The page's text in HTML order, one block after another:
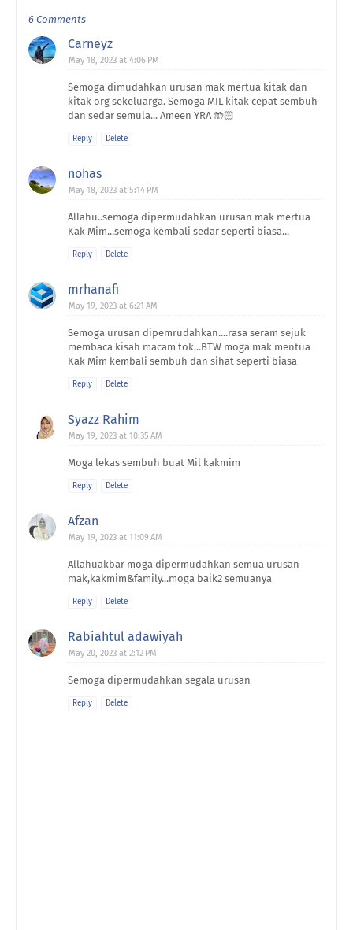
6 Comments
Carneyz
May 18, 2023 at 4:06 PM
Semoga dimudahkan urusan mak mertua kitak dan
kitak org sekeluarga. Semoga MIL kitak cepat sembuh
dan sedar semula... Ameen YRA 🤲🏻
Reply Delete
nohas
May 18, 2023 at 5:14 PM
Allahu..semoga dipermudahkan urusan mak mertua
Kak Mim...semoga kembali sedar seperti biasa...
Reply Delete
mrhanafi
May 19, 2023 at 6:21 AM
Semoga urusan dipemrudahkan....rasa seram sejuk
membaca kisah macam tok...BTW moga mak mentua
Kak Mim kembali sembuh dan sihat seperti biasa
Reply Delete
Syazz Rahim
May 19, 2023 at 10:35 AM
Moga lekas sembuh buat Mil kakmim
Reply Delete
Afzan
May 19, 2023 at 11:09 AM
Allahuakbar moga dipermudahkan semua urusan
mak,kakmim&family...moga baik2 semuanya
Reply Delete
Rabiahtul adawiyah
May 20, 2023 at 2:12 PM
Semoga dipermudahkan segala urusan
Reply Delete